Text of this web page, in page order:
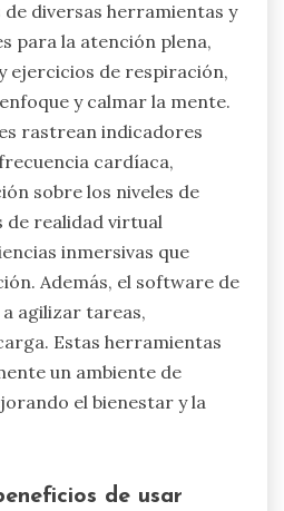
diversas herramientas y
para la atención plena,
ejercicios de respiración,
y calmar la mente.
rastrean indicadores
cardíaca,
sobre los niveles de
de realidad virtual
inmersivas que
Además, el software de
agilizar tareas,
Estas herramientas
un ambiente de
el bienestar y la
de usar